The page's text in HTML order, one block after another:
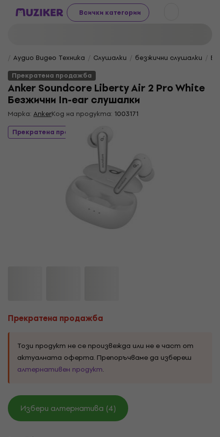
Всички категории
Аудио Видео Техника Слушалки безжични слушалки
Прекратена продажба
Anker Soundcore Liberty Air 2 Pro White
Безжични In-ear слушалки
Марка: AnkerКод на продукта: 1003171
Прекратена продажба
Прекратена продажба
Този продукт не се произвежда или не е част от
актуалната оферта. Препоръчваме да избереш
алтернативен продукт.
Избери алтернатива (4)